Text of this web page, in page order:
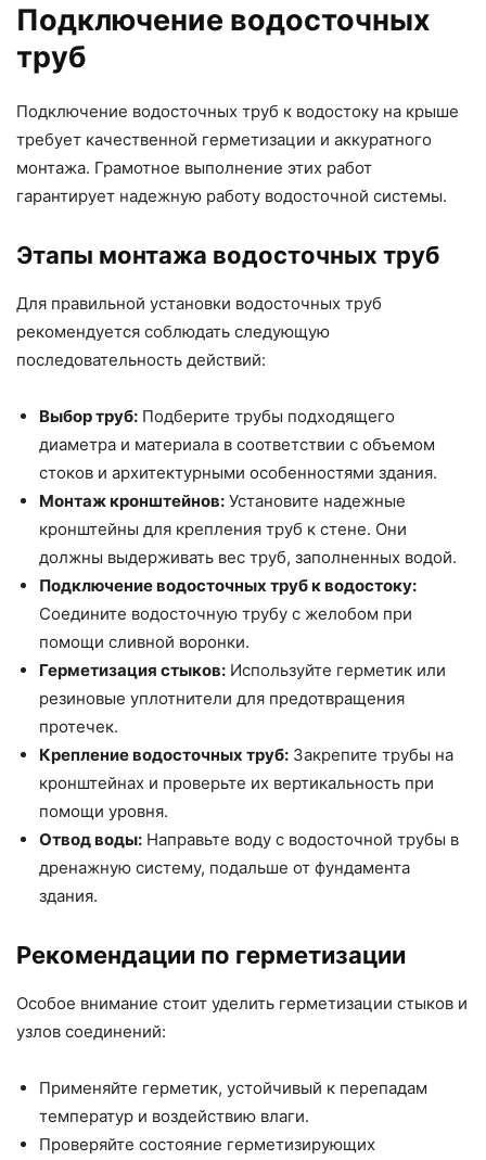
Подключение водосточных
труб
Подключение водосточных труб к водостоку на крыше
требует качественной герметизации и аккуратного
монтажа. Грамотное выполнение этих работ
гарантирует надежную работу водосточной системы.
Этапы монтажа водосточных труб
Для правильной установки водосточных труб
рекомендуется соблюдать следующую
последовательность действий:
Выбор труб: Подберите трубы подходящего
диаметра и материала в соответствии с объемом
стоков и архитектурными особенностями здания.
Монтаж кронштейнов: Установите надежные
кронштейны для крепления труб к стене. Они
должны выдерживать вес труб, заполненных водой.
Подключение водосточных труб к водостоку:
Соедините водосточную трубу с желобом при
помощи сливной воронки.
Герметизация стыков: Используйте герметик или
резиновые уплотнители для предотвращения
протечек.
Крепление водосточных труб: Закрепите трубы на
кронштейнах и проверьте их вертикальность при
помощи уровня.
Отвод воды: Направьте воду с водосточной трубы в
дренажную систему, подальше от фундамента
здания.
Рекомендации по герметизации
Особое внимание стоит уделить герметизации стыков и
узлов соединений:
Применяйте герметик, устойчивый к перепадам
температур и воздействию влаги.
Проверяйте состояние герметизирующих